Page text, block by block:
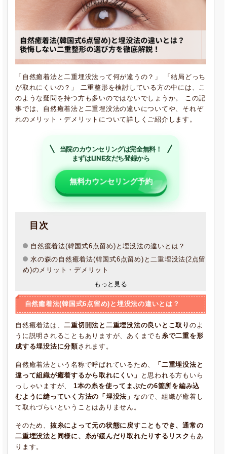
「自然癒着法と二重埋没法って何が違うの？」 「結局どっち
が取れにくいの？」 二重整形を検討している方の中には、こ
のような疑問を持つ方も多いのではないでしょうか。 この記
事では、自然癒着法と二重埋没法の違いについてや、それぞ
れのメリット・デメリットについて詳しくご紹介します。
当院のカウンセリングは完全無料！
まずはLINE友だち登録から
無料カウンセリング予約
目次
自然癒着法(韓国式6点留め)と埋没法の違いとは？
水の森の自然癒着法(韓国式6点留め)と二重埋没法(2点留
め)のメリット・デメリット
もっと見る
自然癒着法(韓国式6点留め)と埋没法の違いとは？
自然癒着法は、二重切開法と二重埋没法の良いとこ取り のよ
うに説明されることもありますが、あくまでも 糸で二重を形
成する埋没法に分類されます。
自然癒着法という名称で呼ばれているため、
「二重埋没法と
違って組織が癒着するから取れにくい」
と思われる方もいら
っしゃいますが、 1本の糸を使ってまぶたの6箇所を編み込
むように縫っていく方法の「埋没法」 なので、組織が癒着し
て取れづらいということはありません。
そのため、 抜糸によって元の状態に戻すこともでき、通常の
二重埋没法と同様に、糸が緩んだり取れたりするリスク もあ
ります。